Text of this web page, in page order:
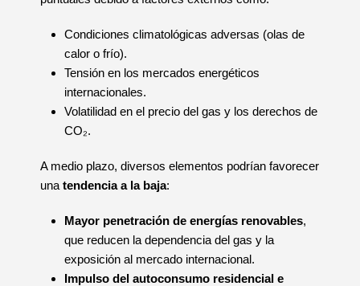
Condiciones climatológicas adversas (olas de
calor o frío).
Tensión en los mercados energéticos
internacionales.
Volatilidad en el precio del gas y los derechos de
CO₂.
A medio plazo, diversos elementos podrían favorecer
una tendencia a la baja:
Mayor penetración de energías renovables,
que reducen la dependencia del gas y la
exposición al mercado internacional.
Impulso del autoconsumo residencial e